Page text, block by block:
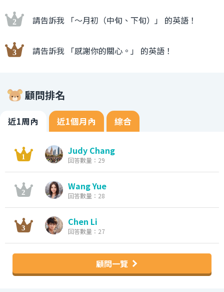
請告訴我 「〜月初（中旬、下旬）」 的英語！
請告訴我 「感謝你的關心。」 的英語！
顧問排名
近1周內 近1個月內 綜合
Judy Chang
回答數量：29
Wang Yue
回答數量：28
Chen Li
回答數量：27
顧問一覽